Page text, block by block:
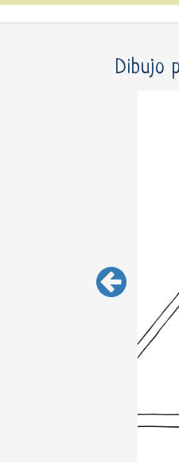
Dibujo